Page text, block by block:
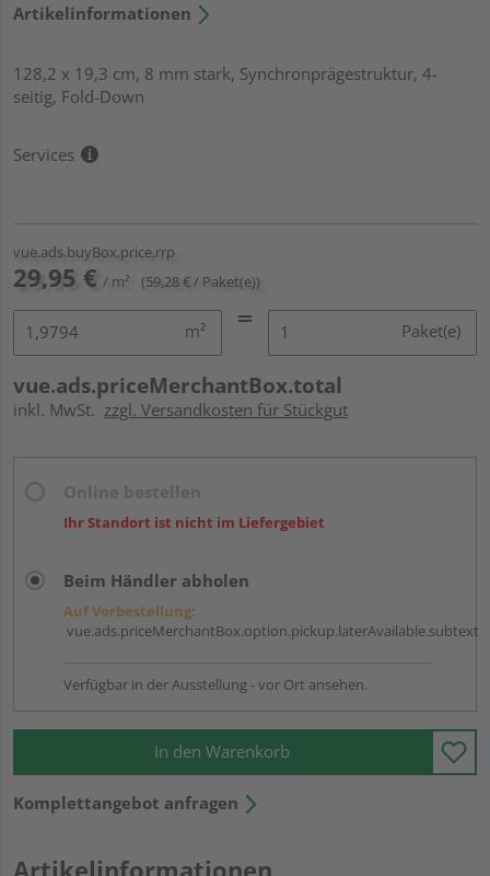
Artikelinformationen
128,2 x 19,3 cm, 8 mm stark, Synchronprägestruktur, 4-
seitig, Fold-Down
Services
vue.ads.buyBox.price.rrp
29,95 € / m² (59,28 € / Paket(e))
m² Paket(e)
vue.ads.priceMerchantBox.total
inkl. MwSt. zzgl. Versandkosten für Stückgut
Ihr Standort ist nicht im Liefergebiet
Beim Händler abholen
Auf Vorbestellung:
vue.ads.priceMerchantBox.option.pickup.laterAvailable.subtext
Verfügbar in der Ausstellung - vor Ort ansehen.
In den Warenkorb
Komplettangebot anfragen
Artikelinformationen